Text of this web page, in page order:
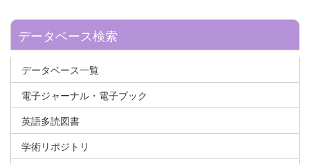
データベース検索
データベース一覧
電子ジャーナル・電子ブック
英語多読図書
学術リポジトリ